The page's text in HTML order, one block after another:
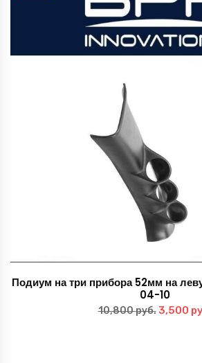
Подиум на три прибора 52мм на
04-10
10,800руб. 3,500